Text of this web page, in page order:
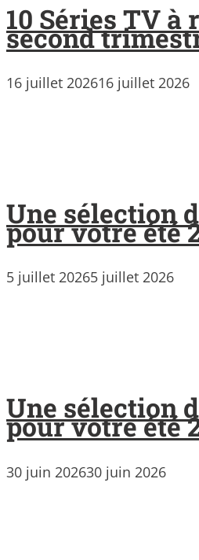
10 Séries TV à
second
16 juillet 202616 juillet 2026
Une sélection
pour votre été
5 juillet 20265 juillet 2026
Une sélection
pour votre été
30 juin 202630 juin 2026